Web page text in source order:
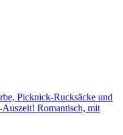
Picknick-Rucksäcke und
Romantisch, mit